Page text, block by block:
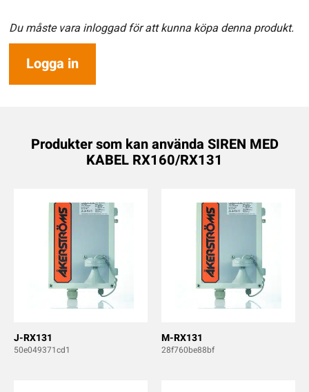
Du måste vara inloggad för att kunna köpa denna produkt.
Logga in
Produkter som kan använda SIREN MED
KABEL RX160/RX131
J-RX131
50e049371cd1
M-RX131
28f760be88bf